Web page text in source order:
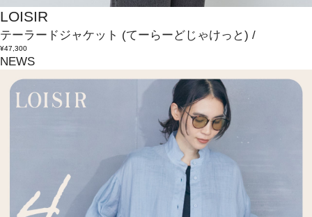
LOISIR
テーラードジャケット (てーらーどじゃけっと) /
¥47,300
NEWS